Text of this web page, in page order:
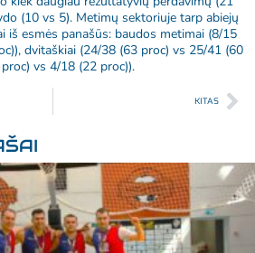
(10 vs 5). Metimų sektoriuje tarp abiejų
iš esmės panašūs: baudos metimai (8/15
dvitaškiai (24/38 (63 proc) vs 25/41 (60
vs 4/18 (22 proc)).
KITAS